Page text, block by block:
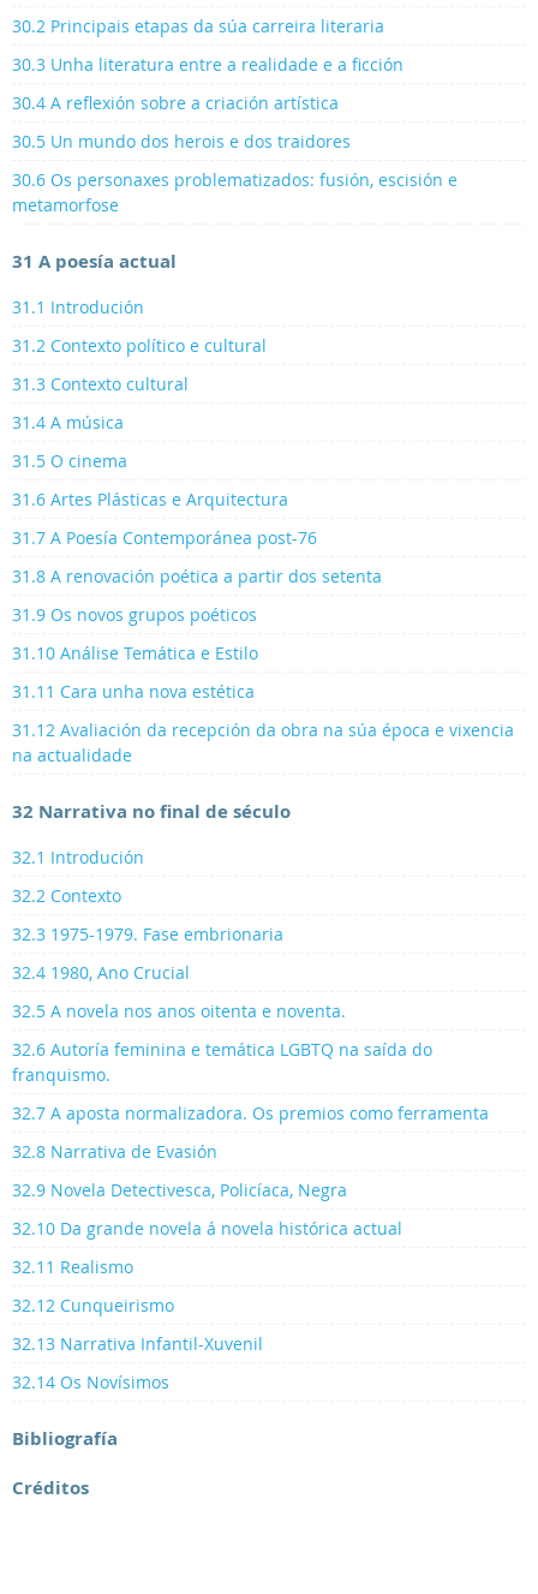
30.2 Principais etapas da súa carreira literaria
30.3 Unha literatura entre a realidade e a ficción
30.4 A reflexión sobre a criación artística
30.5 Un mundo dos herois e dos traidores
30.6 Os personaxes problematizados: fusión, escisión e
metamorfose
31 A poesía actual
31.1 Introdución
31.2 Contexto político e cultural
31.3 Contexto cultural
31.4 A música
31.5 O cinema
31.6 Artes Plásticas e Arquitectura
31.7 A Poesía Contemporánea post-76
31.8 A renovación poética a partir dos setenta
31.9 Os novos grupos poéticos
31.10 Análise Temática e Estilo
31.11 Cara unha nova estética
31.12 Avaliación da recepción da obra na súa época e vixencia
na actualidade
32 Narrativa no final de século
32.1 Introdución
32.2 Contexto
32.3 1975-1979. Fase embrionaria
32.4 1980, Ano Crucial
32.5 A novela nos anos oitenta e noventa.
32.6 Autoría feminina e temática LGBTQ na saída do
franquismo.
32.7 A aposta normalizadora. Os premios como ferramenta
32.8 Narrativa de Evasión
32.9 Novela Detectivesca, Policíaca, Negra
32.10 Da grande novela á novela histórica actual
32.11 Realismo
32.12 Cunqueirismo
32.13 Narrativa Infantil-Xuvenil
32.14 Os Novísimos
Bibliografía
Créditos